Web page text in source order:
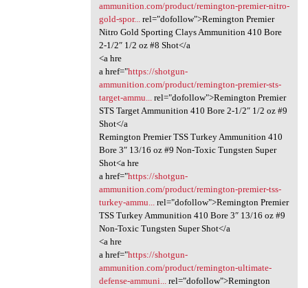
ammunition.com/product/remington-premier-nitro-
gold-spor...rel="dofollow">Remington Premier
Nitro Gold Sporting Clays Ammunition 410 Bore
2-1/2″ 1/2 oz #8 Shot</a
<a hre
a href="https://shotgun-
ammunition.com/product/remington-premier-sts-
target-ammu...rel="dofollow">Remington Premier
STS Target Ammunition 410 Bore 2-1/2″ 1/2 oz #9
Shot</a
Remington Premier TSS Turkey Ammunition 410
Bore 3″ 13/16 oz #9 Non-Toxic Tungsten Super
Shot<a hre
a href="https://shotgun-
ammunition.com/product/remington-premier-tss-
turkey-ammu...rel="dofollow">Remington Premier
TSS Turkey Ammunition 410 Bore 3″ 13/16 oz #9
Non-Toxic Tungsten Super Shot</a
<a hre
a href="https://shotgun-
ammunition.com/product/remington-ultimate-
defense-ammuni...rel="dofollow">Remington